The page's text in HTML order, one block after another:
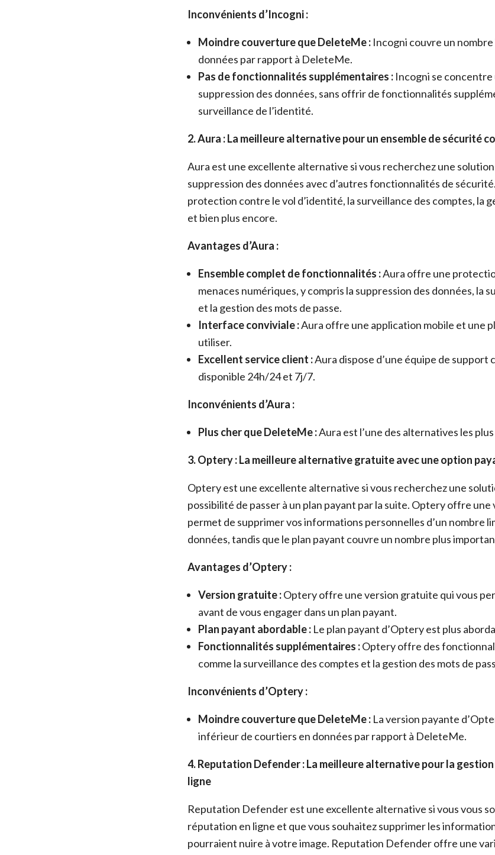
Inconvénients d’Incogni :
Moindre couverture que DeleteMe : Incogni couvre un
données par rapport à DeleteMe.
Pas de fonctionnalités supplémentaires : Incogni se
suppression des données, sans offrir de fonctionnalités
surveillance de l’identité.
2. Aura : La meilleure alternative pour un ensemble de sécurité
Aura est une excellente alternative si vous recherchez une
suppression des données avec d’autres fonctionnalités de
protection contre le vol d’identité, la surveillance des comptes, la
et bien plus encore.
Avantages d’Aura :
Ensemble complet de fonctionnalités :Aura offre une
menaces numériques, y compris la suppression des données, la
et la gestion des mots de passe.
Interface conviviale :Aura offre une application mobile et une
utiliser.
Excellent service client :Aura dispose d’une équipe de support
disponible 24h/24 et 7j/7.
Inconvénients d’Aura :
Plus cher que DeleteMe :Aura est l’une des alternatives les
3. Optery : La meilleure alternative gratuite avec une option
Optery est une excellente alternative si vous recherchez une
possibilité de passer à un plan payant par la suite. Optery offre
permet de supprimer vos informations personnelles d’un nombre
données, tandis que le plan payant couvre un nombre plus
Avantages d’Optery :
Version gratuite :Optery offre une version gratuite qui vous
avant de vous engager dans un plan payant.
Plan payant abordable : Le plan payant d’Optery est plus
Fonctionnalités supplémentaires :Optery offre des
comme la surveillance des comptes et la gestion des mots de
Inconvénients d’Optery :
Moindre couverture que DeleteMe : La version payante
inférieur de courtiers en données par rapport à DeleteMe.
4. Reputation Defender : La meilleure alternative pour la
ligne
Reputation Defender est une excellente alternative si vous vous
réputation en ligne et que vous souhaitez supprimer les
pourraient nuire à votre image. Reputation Defender offre une